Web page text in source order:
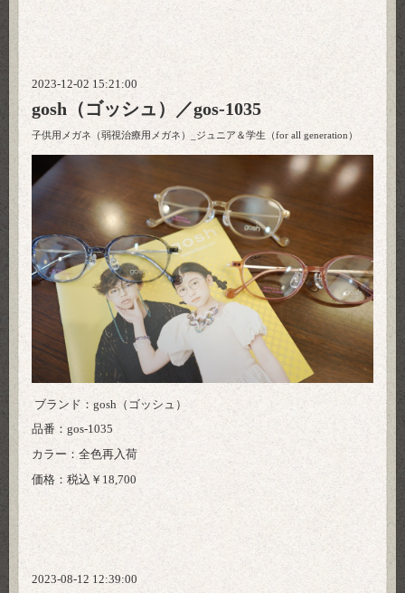
2023-12-02 15:21:00
gosh（ゴッシュ）／gos-1035
子供用メガネ（弱視治療用メガネ）_ジュニア＆学生（for all generation）
ブランド：gosh（ゴッシュ）
品番：gos-1035
カラー：全色再入荷
価格：税込￥18,700
2023-08-12 12:39:00